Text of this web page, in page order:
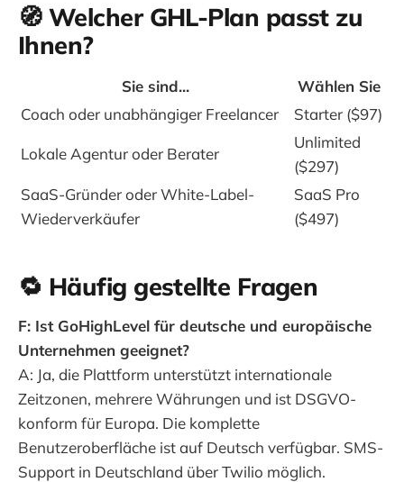
🧭 Welcher GHL-Plan passt zu
Ihnen?
Sie sind...
Wählen Sie
Coach oder unabhängiger Freelancer
Starter ($97)
Lokale Agentur oder Berater
Unlimited
($297)
SaaS-Gründer oder White-Label-
Wiederverkäufer
SaaS Pro
($497)
🔁 Häufig gestellte Fragen
F: Ist GoHighLevel für deutsche und europäische
Unternehmen geeignet?
A: Ja, die Plattform unterstützt internationale
Zeitzonen, mehrere Währungen und ist DSGVO-
konform für Europa. Die komplette
Benutzeroberfläche ist auf Deutsch verfügbar. SMS-
Support in Deutschland über Twilio möglich.